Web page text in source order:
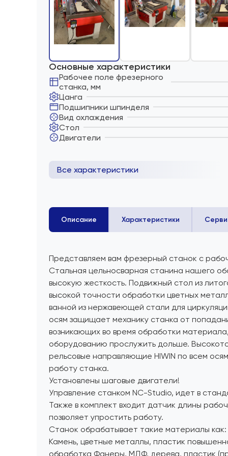
Основные характеристики
Рабочее поле фрезерного
станка, мм
Цанга
Подшипники шпинделя
Вид охлаждения
Стол
Двигатели
Все характеристики
Описание Характеристики
Представляем вам фрезерный станок с
Стальная цельносварная станина нашего
высокую жесткость. Подвижный стол из
высокой точности обработки цветных
ванной из нержавеющей стали для
осям защищает механику станка от
возникающих во время обработки
оборудованию прослужить дольше.
рельсовые направляющие HIWIN по всем
работу станка.
Установлены шаговые двигатели!
Управление станком NC-Studio, идет в
Также в комплект входит датчик длины
позволяет упростить работу.
Станок обрабатывает такие материалы как:
Камень, цветные металлы, пластик
обработка Фанеры, МДФ, дерева, пластик